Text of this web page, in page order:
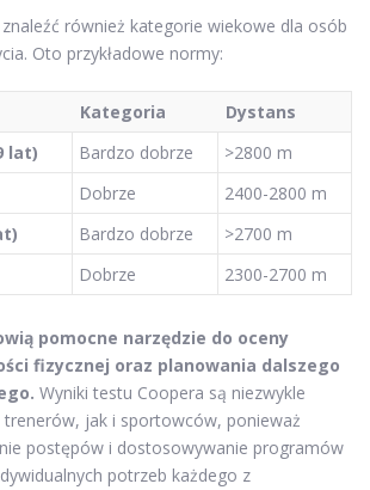
również kategorie wiekowe dla osób
Oto przykładowe normy:
Kategoria
Dystans
lat)
Bardzo dobrze
>2800 m
Dobrze
2400-2800 m
Bardzo dobrze
>2700 m
Dobrze
2300-2700 m
pomocne narzędzie do oceny
fizycznej oraz planowania dalszego
Wyniki testu Coopera są niezwykle
trenerów, jak i sportowców, ponieważ
postępów i dostosowywanie programów
potrzeb każdego z